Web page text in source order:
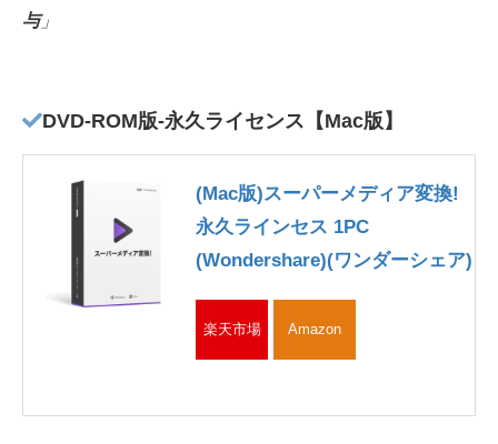
与」
DVD-ROM版-永久ライセンス【Mac版】
(Mac版)スーパーメディア変換!
永久ラインセス 1PC
(Wondershare)(ワンダーシェア)
楽天市場 Amazon